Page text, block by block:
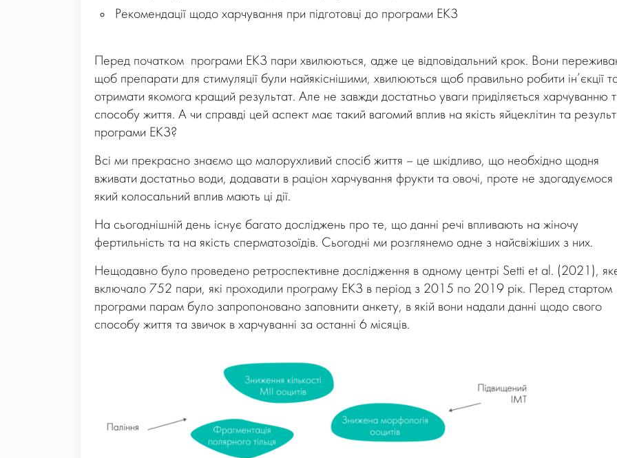
Рекомендації щодо харчування при підготовці до програми ЕКЗ
Перед початком програми ЕКЗ пари хвилюються, адже це відповідальний крок. Вони
щоб препарати для стимуляції були найякіснішими, хвилюються щоб правильно робити ін’єкції
отримати якомога кращий результат. Але не завжди достатньо уваги приділяється харчуванню
способу життя. А чи справді цей аспект має такий вагомий вплив на якість яйцеклітин та
програми ЕКЗ?
Всі ми прекрасно знаємо що малорухливий спосіб життя – це шкідливо, що необхідно щодня
вживати достатньо води, додавати в раціон харчування фрукти та овочі, проте не здогадуємося
який колосальний вплив мають ці дії.
На сьогоднішній день існує багато досліджень про те, що данні речі впливають на жіночу
фертильність та на якість сперматозоїдів. Сьогодні ми розглянемо одне з найсвіжіших з них.
Нещодавно було проведено ретроспективне дослідження в одному центрі Setti et al. (2021),
включало 752 пари, які проходили програму ЕКЗ в період з 2015 по 2019 рік. Перед стартом
програми парам було запропоновано заповнити анкету, в якій вони надали данні щодо свого
способу життя та звичок в харчуванні за останні 6 місяців.